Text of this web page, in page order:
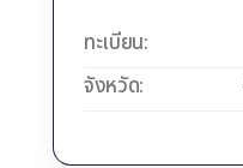
ทะเบียน:
จังหวัด: